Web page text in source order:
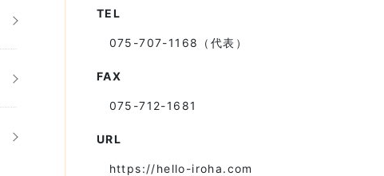
TEL
075-707-1168（代表）
FAX
075-712-1681
URL
https://hello-iroha.com